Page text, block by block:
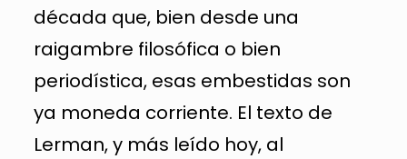
década que, bien desde una
raigambre filosófica o bien
periodística, esas embestidas son
ya moneda corriente. El texto de
Lerman, y más leído hoy, al